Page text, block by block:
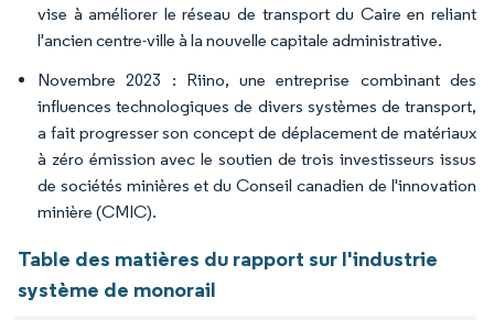
vise à améliorer le réseau de transport du Caire en reliant
l'ancien centre-ville à la nouvelle capitale administrative.
Novembre 2023 : Riino, une entreprise combinant des
influences technologiques de divers systèmes de transport,
a fait progresser son concept de déplacement de matériaux
à zéro émission avec le soutien de trois investisseurs issus
de sociétés minières et du Conseil canadien de l'innovation
minière (CMIC).
Table des matières du rapport sur l'industrie
système de monorail